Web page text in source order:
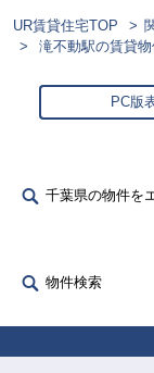
UR賃貸住宅TOP
滝不動駅の賃貸
PC版
千葉県の物件を
物件検索